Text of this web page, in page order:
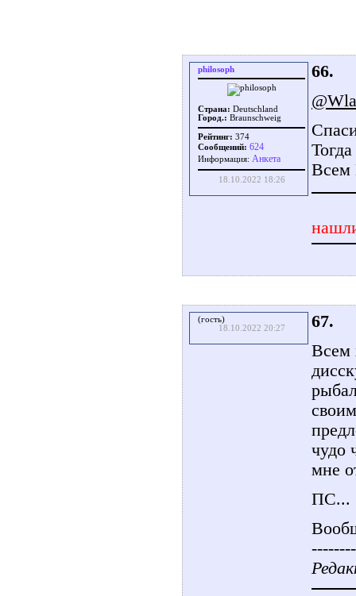
philosoph
Страна: Deutschland
Город.: Braunschweig
Рейтинг: 374
Сообщений: 624
Информация: Aнкета
18.10.2022 18:26
66.
(гость)
18.10.2022 20:27
67.
Всем
чудо
мне
ПС...